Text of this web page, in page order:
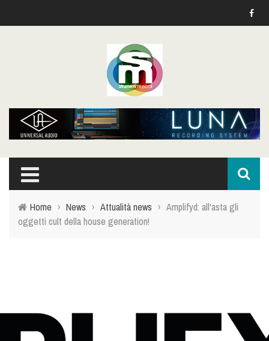
Home › News › Attualità news › Amplifyd: all'asta gli
oggetti cult della house generation!